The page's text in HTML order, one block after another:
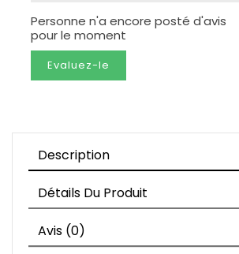
Personne n'a encore posté d'avis
pour le moment
Evaluez-le
Description
Détails Du Produit
Avis (0)